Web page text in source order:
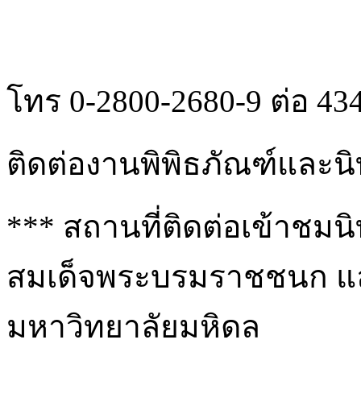
โทร 0-2800-2680-9 ต่อ
ติดต่องานพิพิธภัณฑ์และนิ
*** สถานที่ติดต่อเข้าชมนิ
สมเด็จพระบรมราชชนก
มหาวิทยาลัยมหิดล